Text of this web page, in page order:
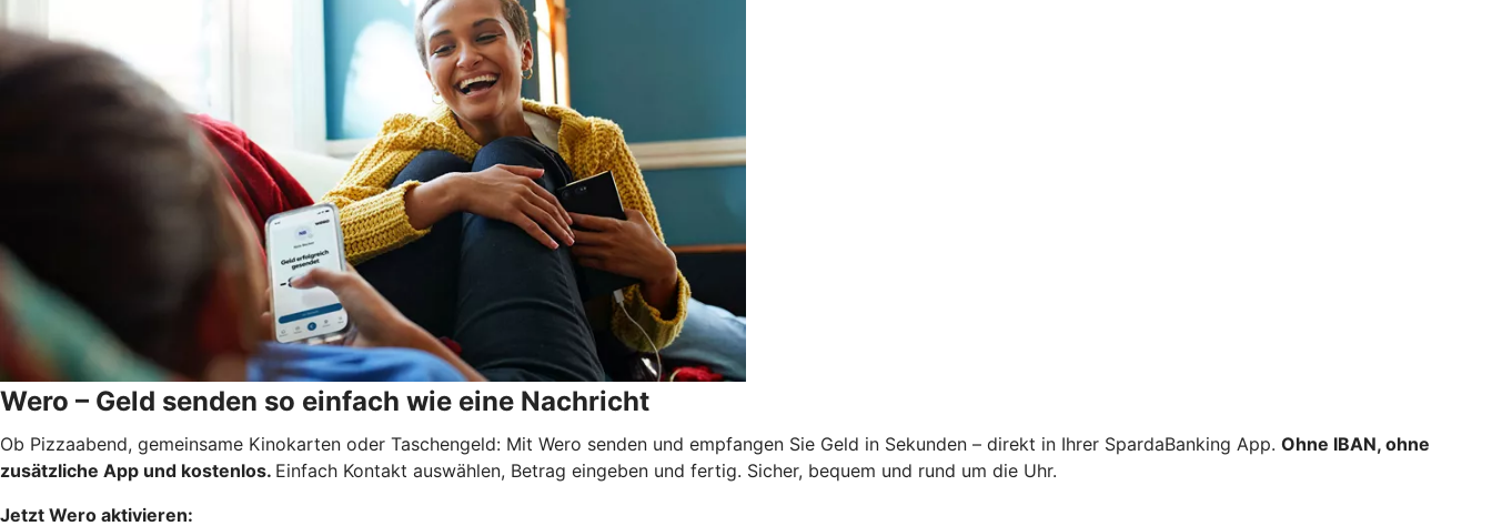
Wero – Geld senden so einfach wie eine Nachricht
Ob Pizzaabend, gemeinsame Kinokarten oder Taschengeld: Mit Wero senden und empfangen Sie Geld in Sekunden – direkt in Ihrer SpardaBanking App. Ohne IBAN, ohne
zusätzliche App und kostenlos. Einfach Kontakt auswählen, Betrag eingeben und fertig. Sicher, bequem und rund um die Uhr.
Jetzt Wero aktivieren: